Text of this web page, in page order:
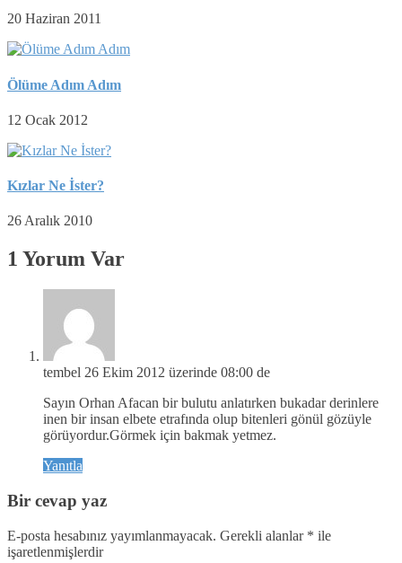
20 Haziran 2011
Ölüme Adım Adım
12 Ocak 2012
Kızlar Ne İster?
26 Aralık 2010
1 Yorum Var
tembel 26 Ekim 2012 üzerinde 08:00 de
Sayın Orhan Afacan bir bulutu anlatırken bukadar derinlere
inen bir insan elbete etrafında olup bitenleri gönül gözüyle
görüyordur.Görmek için bakmak yetmez.
Yanıtla
Bir cevap yaz
E-posta hesabınız yayımlanmayacak. Gerekli alanlar * ile
işaretlenmişlerdir